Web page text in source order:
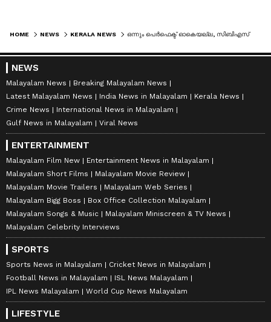
HOME NEWS KERALA NEWS ഒന്നും പെർഫെക്ട് ഓകെയല്ല, സിബിഎസ്ഇയുടെ വാക്ക് പാഴായി; പുനർ മൂല്യനിർണയത്തിന് അപേക്ഷ നൽകാനുള്ള സൈറ്റിൽ തകരാർ
NEWS
Malayalam News
Breaking Malayalam News
Latest Malayalam News
India News in Malayalam
Kerala News
Crime News
International News in Malayalam
Gulf News in Malayalam
Viral News
ENTERTAINMENT
Malayalam Film New
Entertainment News in Malayalam
Malayalam Short Films
Malayalam Movie Review
Malayalam Movie Trailers
Malayalam Web Series
Malayalam Bigg Boss
Box Office Collection Malayalam
Malayalam Songs & Music
Malayalam Miniscreen & TV News
Malayalam Celebrity Interviews
SPORTS
Sports News in Malayalam
Cricket News in Malayalam
Football News in Malayalam
ISL News Malayalam
IPL News Malayalam
World Cup News Malayalam
LIFESTYLE